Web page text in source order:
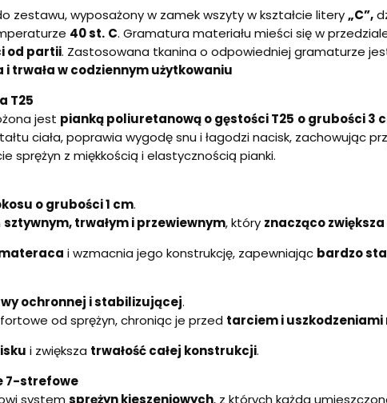
zestawu, wyposażony w zamek wszyty w kształcie litery„C”,
40 st. C. Gramatura materiału mieści się w
od partii. Zastosowana tkanina o odpowiedniej gramaturze
i trwała w codziennym użytkowaniu
T25
jest pianką poliuretanową o gęstości T25 o grubości 3
ciała, poprawia wygodę snu i łagodzi nacisk, zachowując
sprężyn z miękkością i elastycznością pianki.
o grubości 1 cm.
sztywnym, trwałym i przewiewnym, który znacząco
i wzmacnia jego konstrukcję, zapewniając bardzo
ochronnej i stabilizującej.
od sprężyn, chroniąc je przed tarciem i
i zwiększa trwałość całej konstrukcji.
7-strefowe
system sprężyn kieszeniowych, z których każda